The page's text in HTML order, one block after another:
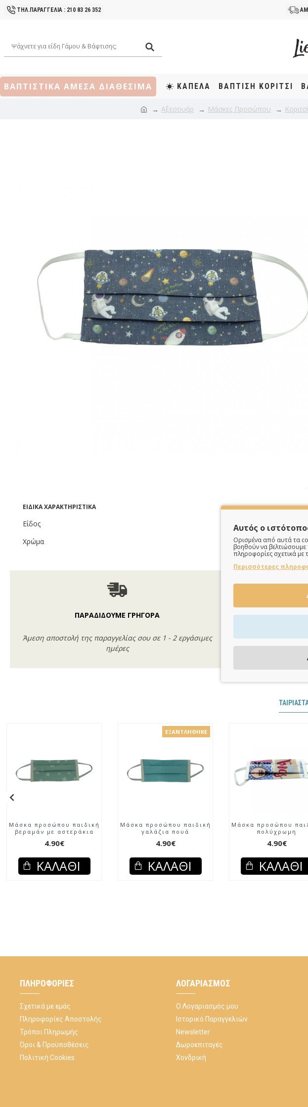
ΤΗΛ.ΠΑΡΑΓΓΕΛΙΑ : 210 83 26 352
ΒΑΠΤΙΣΤΙΚΑ ΑΜΕΣΑ ΔΙΑΘΕΣΙΜΑ ΚΑΠΕΛΑ ΒΆΠΤΙΣΗ KOΡΊΤΣΙ
Αξεσουάρ Μάσκες Προσώπου
ΕΙΔΙΚΆ ΧΑΡΑΚΤΗΡΙΣΤΙΚΆ
Είδος
Χρώμα
ΠΑΡΑΔΙΔΟΥΜΕ ΓΡΗΓΟΡΑ
Άμεση αποστολή της παραγγελίας σου σε 1 - 2 εργάσιμες
ημέρες
Μάσκα προσώπου παιδική
βεραμάν με αστεράκια
4.90€
ΚΑΛΆΘΙ
ΕΞΑΝΤΛΉΘΗΚΕ
Μάσκα προσώπου παιδική
γαλάζια πουά
4.90€
ΚΑΛΆΘΙ
Μάσκα προσώπου
πολύχρωμη
4.90€
ΚΑΛΆΘΙ
ΠΛΗΡΟΦΟΡΊΕΣ
Σχετικά με εμάς
Πληροφορίες Αποστολής
Τρόποι Πληρωμής
Όροι & Προϋποθέσεις
Πολιτική Cookies
ΛΟΓΑΡΙΑΣΜΌΣ
Ο Λογαριασμός μου
Ιστορικό Παραγγελιών
Newsletter
Δωροεπιταγές
Χονδρική
Αυτός ο
Ορισμένα από αυτά τα
βοηθούν να
πληροφορίες σχετικά
Περισσότερες